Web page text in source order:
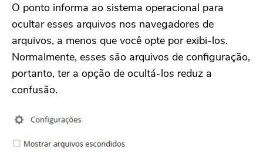
O ponto informa ao sistema operacional para
ocultar esses arquivos nos navegadores de
arquivos, a menos que você opte por exibi-los.
Normalmente, esses são arquivos de configuração,
portanto, ter a opção de ocultá-los reduz a
confusão.